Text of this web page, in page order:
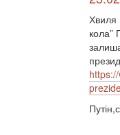
Хвиля
кола”